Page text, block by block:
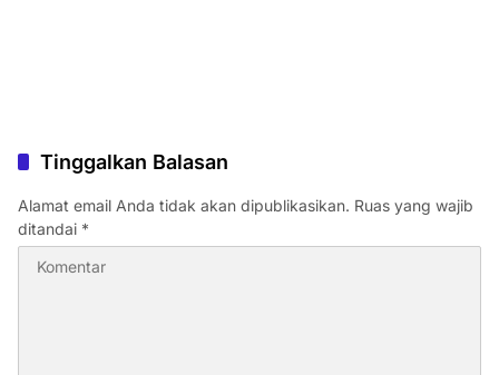
Tinggalkan Balasan
Alamat email Anda tidak akan dipublikasikan. Ruas yang wajib
ditandai *